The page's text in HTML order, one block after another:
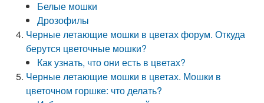
Белые мошки
Дрозофилы
Черные летающие мошки в цветах форум. Откуда
берутся цветочные мошки?
Как узнать, что они есть в цветах?
Черные летающие мошки в цветах. Мошки в
цветочном горшке: что делать?